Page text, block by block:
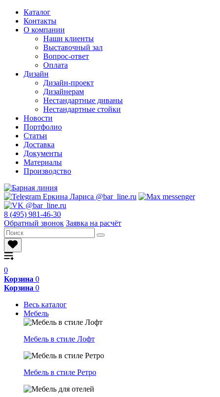
Каталог
Контакты
О компании
Наши клиенты
Выставочный зал
Вопрос-ответ
Оплата
Дизайн
Дизайн-проект
Дизайнерам
Нестандартные диваны
Нестандартные стойки
Новости
Портфолио
Статьи
Доставка
Документы
Материалы
Производство
8 (495) 981-46-30
Обратный звонок Заявка на расчёт
0
Корзина 0
Корзина 0
Весь каталог
Мебель
Мебель в стиле Лофт
Мебель в стиле Ретро